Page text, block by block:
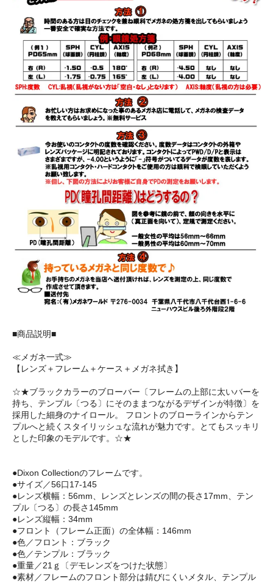
■商品説明■
≪メガネ一式≫
【レンズ＋フレーム＋ケース＋メガネ拭き】
☆★ブラックカラーのブローバー〔フレームの上部に太いバーを
持ち、テンプル〔つる〕にそのままつながるデザインが特徴〕を
採用した細身のナイロール。 フロントのブローラインからテン
プルへと続くスタイリッシュな流れが魅力です。とてもスッキリ
とした印象のモデルです。☆★
●Dixon Collectionのフレームです。
●サイズ／56口17-145
●レンズ横幅：56mm、レンズとレンズの間の長さ17mm、テン
プル〔つる〕の長さ145mm
●レンズ縦幅：34mm
●フロント（フレーム正面）の全体幅：146mm
●色／フロント：ブラック
●色／テンプル：ブラック
●重量／21ｇ〔デモレンズをつけた状態〕
●素材／フレームのフロント部分は錆びにくいメタル、テンプル